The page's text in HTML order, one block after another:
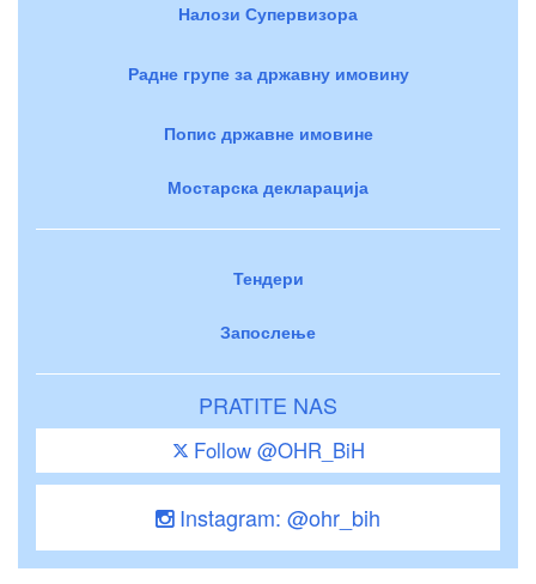
Налози Супервизора
Радне групе за државну имовину
Попис државне имовине
Мостарска декларација
Тендери
Запослење
PRATITE NAS
Follow @OHR_BiH
Instagram: @ohr_bih